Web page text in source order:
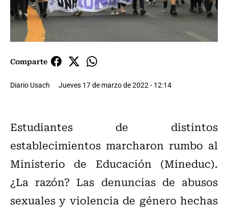
Comparte
Diario Usach Jueves 17 de marzo de 2022 - 12:14
Estudiantes de distintos
establecimientos marcharon rumbo al
Ministerio de Educación (Mineduc).
¿La razón? Las denuncias de abusos
sexuales y violencia de género hechas